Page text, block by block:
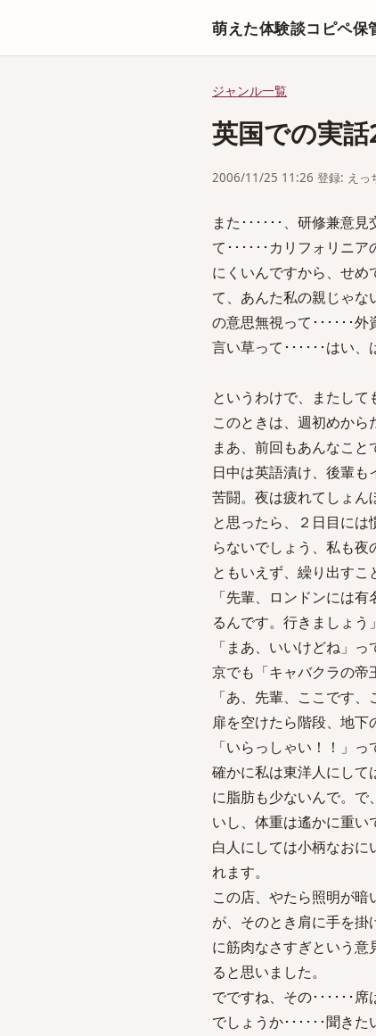
萌えた体験談コピペ保
ジャンル一覧
英国での実話
2006/11/25 11:26 登録: えっ
また･･････、研修兼意
て･･････カリフォリニ
にくいんですから、せめ
て、あんた私の親じゃな
の意思無視って･･････
言い草って･･････はい、
というわけで、またして
このときは、週初めから
まあ、前回もあんなこと
日中は英語漬け、後輩
苦闘。夜は疲れてしょん
と思ったら、２日目に
らないでしょう、私も夜
ともいえず、繰り出すこ
「先輩、ロンドンには
るんです。行きましょう」
「まあ、いいけどね」
京でも「キャバクラの帝
「あ、先輩、ここです
扉を空けたら階段、地下
「いらっしゃい！！」
確かに私は東洋人にして
に脂肪も少ないんで。
いし、体重は遙かに重い
白人にしては小柄なおに
れます。
この店、やたら照明が
が、そのとき肩に手を掛
に筋肉なさすぎという
ると思いました。
でですね、その･･････
でしょうか･･････聞き